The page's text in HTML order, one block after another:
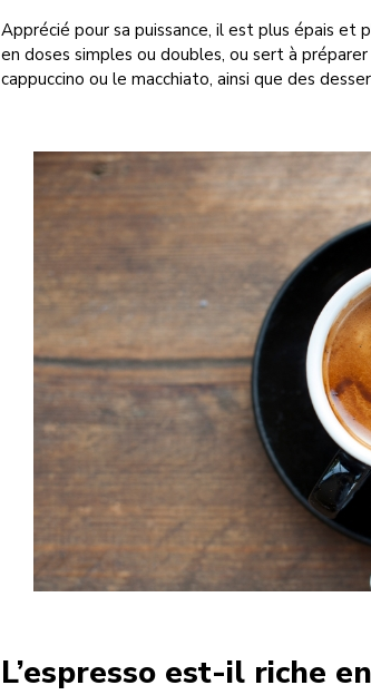
Apprécié pour sa puissance, il est plus épais et
en doses simples ou doubles, ou sert à
cappuccino ou le macchiato, ainsi que des
L’espresso est-il riche